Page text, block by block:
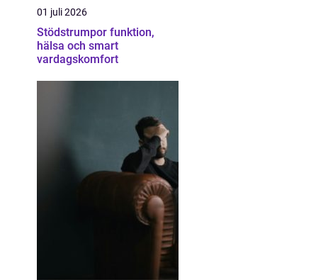
01 juli 2026
Stödstrumpor funktion,
hälsa och smart
vardagskomfort